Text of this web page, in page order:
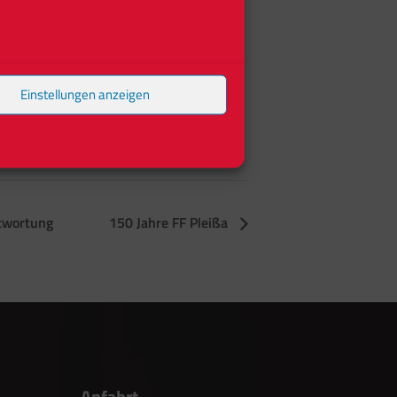
Einstellungen anzeigen
150 Jahre FF Pleißa